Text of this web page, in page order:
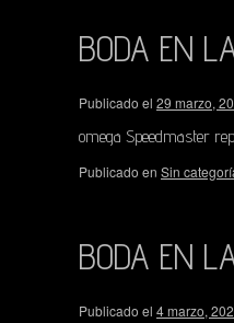
BODA EN
Publicado el 29 marzo,
omega Speedmaster
Publicado en Sin
BODA EN
Publicado el 4 marzo,